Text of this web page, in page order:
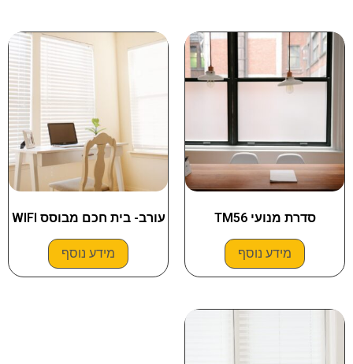
סדרת מנועי TM56
מידע נוסף
עורב- בית חכם מבוסס WIFI
מידע נוסף